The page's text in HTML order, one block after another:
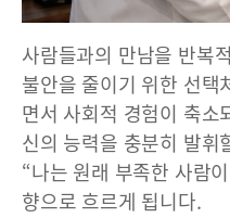
사람들과의 만남을 반복
불안을 줄이기 위한 선택
면서 사회적 경험이 축소
신의 능력을 충분히 발휘
“나는 원래 부족한 사람
향으로 흐르게 됩니다.